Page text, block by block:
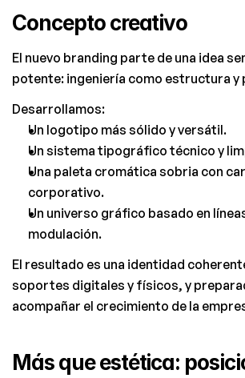
Concepto creativo
El nuevo branding parte de una idea
potente: ingeniería como estructura y
Desarrollamos:
Un logotipo más sólido y versátil.
Un sistema tipográfico técnico y
Una paleta cromática sobria con
corporativo.
Un universo gráfico basado en
modulación.
El resultado es una identidad
soportes digitales y físicos, y
acompañar el crecimiento de la
Más que estética: